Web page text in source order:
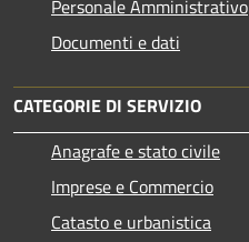
Personale Amministrativo
Documenti e dati
CATEGORIE DI SERVIZIO
Anagrafe e stato civile
Imprese e Commercio
Catasto e urbanistica